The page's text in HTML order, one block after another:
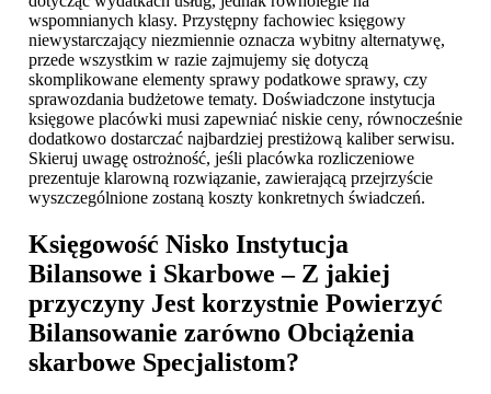
wspomnianych klasy. Przystępny fachowiec księgowy
niewystarczający niezmiennie oznacza wybitny alternatywę,
przede wszystkim w razie zajmujemy się dotyczą
skomplikowane elementy sprawy podatkowe sprawy, czy
sprawozdania budżetowe tematy. Doświadczone instytucja
księgowe placówki musi zapewniać niskie ceny, równocześnie
dodatkowo dostarczać najbardziej prestiżową kaliber serwisu.
Skieruj uwagę ostrożność, jeśli placówka rozliczeniowe
prezentuje klarowną rozwiązanie, zawierającą przejrzyście
wyszczególnione zostaną koszty konkretnych świadczeń.
Księgowość Nisko Instytucja
Bilansowe i Skarbowe – Z jakiej
przyczyny Jest korzystnie Powierzyć
Bilansowanie zarówno Obciążenia
skarbowe Specjalistom?